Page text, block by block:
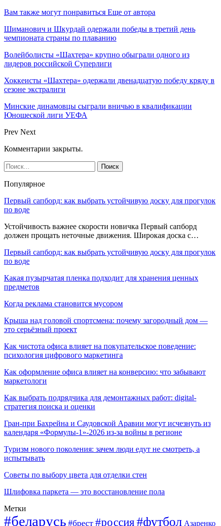
Вам также могут понравиться Еще от автора
Шиманович и Шкурдай одержали победы в третий день
чемпионата страны по плаванию
Волейболисты «Шахтера» крупно обыграли одного из
лидеров российской Суперлиги
Хоккеисты «Шахтера» одержали двенадцатую победу кряду в
сезоне экстралиги
Минские динамовцы сыграли вничью в квалификации
Юношеской лиги УЕФА
Prev Next
Комментарии закрыты.
Популярное
Первый сапборд: как выбрать устойчивую доску для прогулок
по воде
Устойчивость важнее скорости новичка Первый сапборд
должен прощать неточные движения. Широкая доска с…
Первый сапборд: как выбрать устойчивую доску для прогулок
по воде
Какая пузырчатая пленка подходит для хранения ценных
предметов
Когда реклама становится мусором
Крыша над головой спортсмена: почему загородный дом —
это серьёзный проект
Как чистота офиса влияет на покупательское поведение:
психология цифрового маркетинга
Как оформление офиса влияет на конверсию: что забывают
маркетологи
Как выбрать подрядчика для демонтажных работ: digital-
стратегия поиска и оценки
Гран-при Бахрейна и Саудовской Аравии могут исчезнуть из
календаря «Формулы-1»-2026 из-за войны в регионе
Туризм нового поколения: зачем люди едут не смотреть, а
испытывать
Советы по выбору цвета для отделки стен
Шлифовка паркета — это восстановление пола
Метки
#беларусь #брест #россия#футбол Азаренко